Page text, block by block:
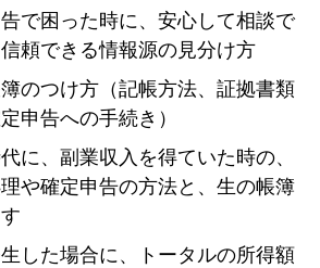
で困った時に、安心して相談で
頼できる情報源の見分け方
のつけ方（記帳方法、証拠書類
申告への手続き）
に、副業収入を得ていた時の、
や確定申告の方法と、生の帳簿
した場合に、トータルの所得額